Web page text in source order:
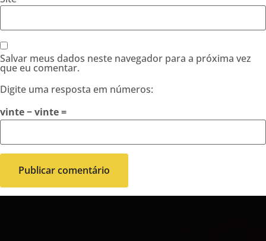
Salvar meus dados neste navegador para a próxima vez
que eu comentar.
Digite uma resposta em números:
vinte − vinte =